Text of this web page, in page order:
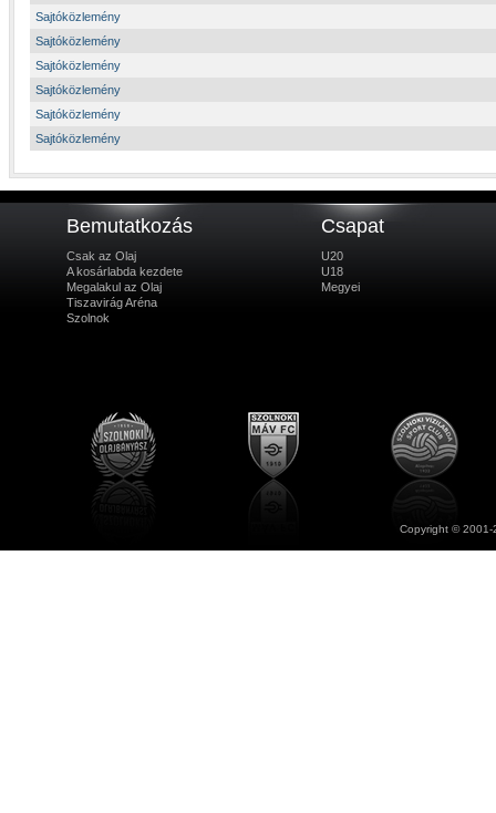
Sajtóközlemény
Sajtóközlemény
Sajtóközlemény
Sajtóközlemény
Sajtóközlemény
Sajtóközlemény
Bemutatkozás
Csak az Olaj
A kosárlabda kezdete
Megalakul az Olaj
Tiszavirág Aréna
Szolnok
Csapat
U20
U18
Megyei
Copyright ©